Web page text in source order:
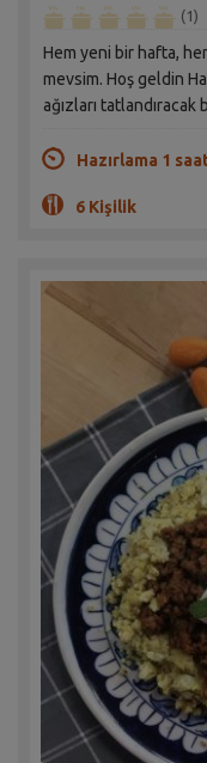
(1)
Hem yeni bir hafta,
mevsim. Hoş geldin
ağızları
Hazırlama 1
6 Kişilik